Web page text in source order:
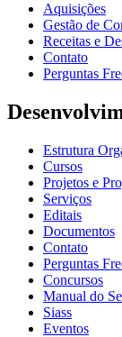
Aquisições
Gestão de
Receitas e
Contato
Perguntas
Estrutura
Cursos
Projetos e
Serviços
Editais
Documentos
Contato
Perguntas
Concursos
Manual do
Siass
Eventos